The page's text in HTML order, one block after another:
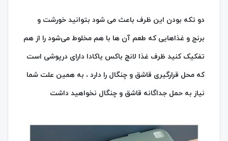
دو تکه بودن این ظرف باعث می‌ شود بتوانید خورشت و
برنج و غذاهایی که طعم آن‌ ها با هم مخلوط می‌شود را از هم
تفکیک کنید ظرف غذا لانچ باکس یاکادا دارای درپوشی است
که محل قرارگیری قاشق و چنگال را دارد ، به همین علت شما
نیاز به حمل جداگانه قاشق و چنگال نخواهید داشت